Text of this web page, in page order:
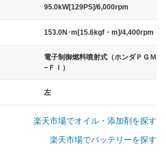
95.0kW[129PS]/6,000rpm
153.0N･m[15.6kgf・m]/4,400rpm
電子制御燃料噴射式（ホンダＰＧＭ
−ＦＩ）
左
楽天市場でオイル・添加剤を探す
楽天市場でバッテリーを探す